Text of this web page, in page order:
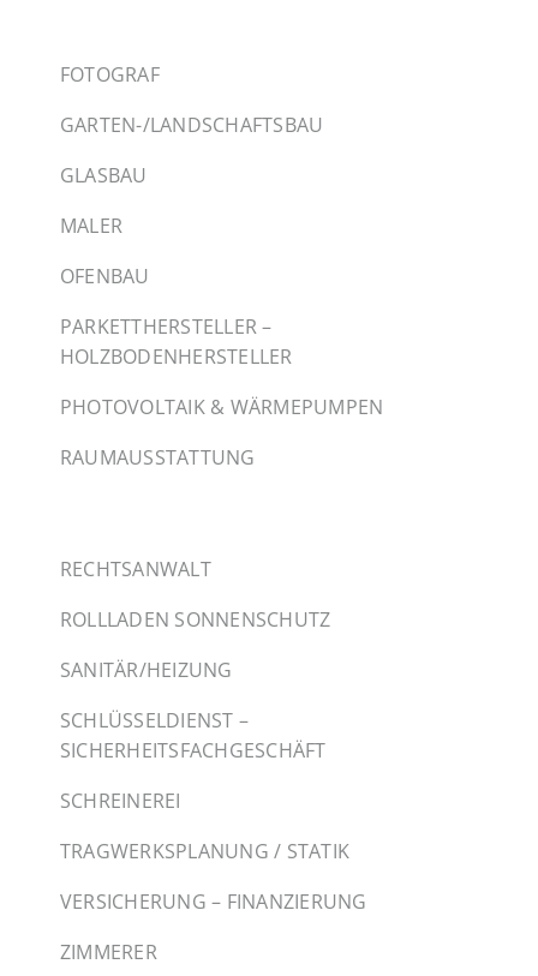
FOTOGRAF
GARTEN-/LANDSCHAFTSBAU
GLASBAU
MALER
OFENBAU
PARKETTHERSTELLER –
HOLZBODENHERSTELLER
PHOTOVOLTAIK & WÄRMEPUMPEN
RAUMAUSSTATTUNG
RECHTSANWALT
ROLLLADEN SONNENSCHUTZ
SANITÄR/HEIZUNG
SCHLÜSSELDIENST –
SICHERHEITSFACHGESCHÄFT
SCHREINEREI
TRAGWERKSPLANUNG / STATIK
VERSICHERUNG – FINANZIERUNG
ZIMMERER